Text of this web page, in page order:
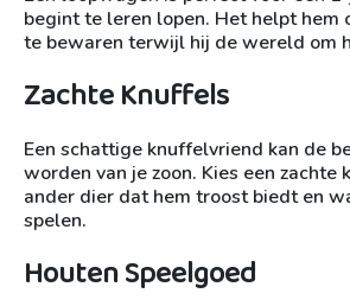
begint te leren lopen. Het helpt hem
te bewaren terwijl hij de wereld om
Zachte Knuffels
Een schattige knuffelvriend kan de
worden van je zoon. Kies een zachte
ander dier dat hem troost biedt en
spelen.
Houten Speelgoed